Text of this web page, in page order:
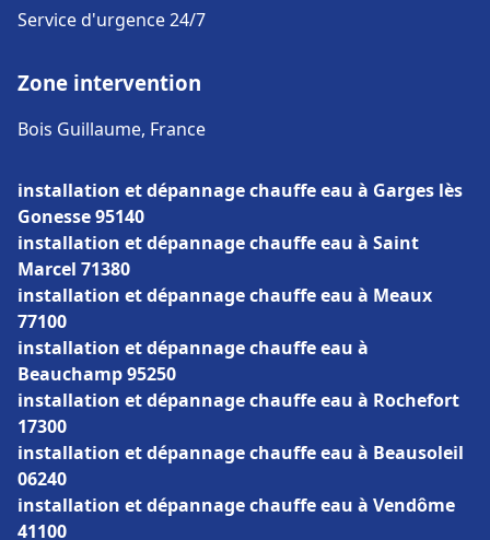
Service d'urgence 24/7
Zone intervention
Bois Guillaume, France
installation et dépannage chauffe eau à Garges lès
Gonesse 95140
installation et dépannage chauffe eau à Saint
Marcel 71380
installation et dépannage chauffe eau à Meaux
77100
installation et dépannage chauffe eau à
Beauchamp 95250
installation et dépannage chauffe eau à Rochefort
17300
installation et dépannage chauffe eau à Beausoleil
06240
installation et dépannage chauffe eau à Vendôme
41100